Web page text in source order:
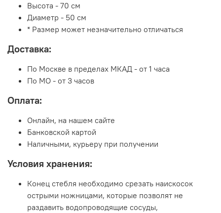
Высота - 70 см
Диаметр - 50 см
* Размер может незначительно отличаться
Доставка:
По Москве в пределах МКАД - от 1 часа
По МО - от 3 часов
Оплата:
Онлайн, на нашем сайте
Банковской картой
Наличными, курьеру при получении
Условия хранения:
Конец стебля необходимо срезать наискосок
острыми ножницами, которые позволят не
раздавить водопроводящие сосуды,